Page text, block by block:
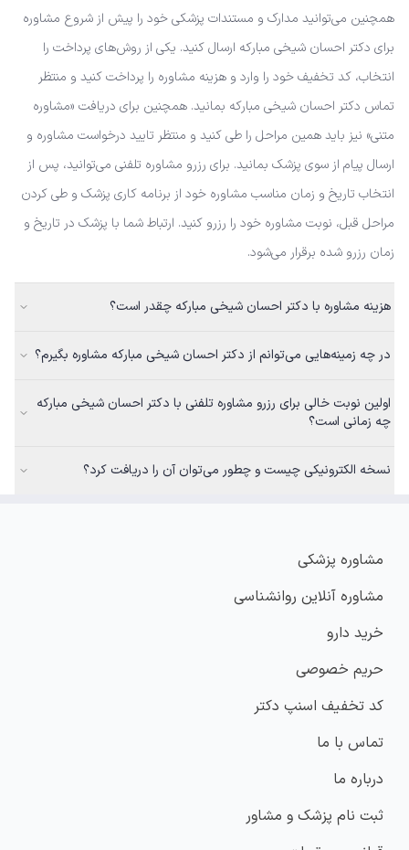
همچنین می‌توانید مدارک و مستندات پزشکی خود را پیش از شروع مشاوره
برای دکتر احسان شیخی مبارکه ارسال کنید. یکی از روش‌های پرداخت را
انتخاب، کد تخفیف خود را وارد و هزینه مشاوره را پرداخت کنید و منتظر
تماس دکتر احسان شیخی مبارکه بمانید. همچنین برای دریافت «مشاوره
متنی» نیز باید همین مراحل را طی کنید و منتظر تایید درخواست مشاوره و
ارسال پیام از سوی پزشک بمانید. برای رزرو مشاوره تلفنی می‌توانید، پس از
انتخاب تاریخ و زمان مناسب مشاوره خود از برنامه کاری پزشک و طی کردن
مراحل قبل، نوبت مشاوره خود را رزرو کنید. ارتباط شما با پزشک در تاریخ و
زمان رزرو شده برقرار می‌شود.
هزینه مشاوره با دکتر احسان شیخی مبارکه چقدر است؟
در چه زمینه‌هایی می‌توانم از دکتر احسان شیخی مبارکه مشاوره بگیرم؟
اولین نوبت خالی برای رزرو مشاوره تلفنی با دکتر احسان شیخی مبارکه
چه زمانی است؟
نسخه الکترونیکی چیست و چطور می‌توان آن را دریافت کرد؟
مشاوره پزشکی
مشاوره آنلاین روانشناسی
خرید دارو
حریم خصوصی
کد تخفیف اسنپ دکتر
تماس با ما
درباره ما
ثبت نام پزشک و مشاور